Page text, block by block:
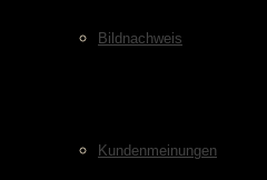
Bildnachweis
Kundenmeinungen